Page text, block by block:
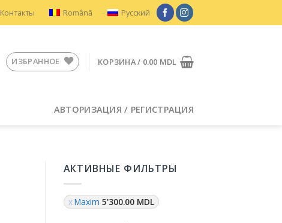
Контакты Română Русский
ИЗБРАННОЕ КОРЗИНА / 0.00 MDL
АВТОРИЗАЦИЯ / РЕГИСТРАЦИЯ
АКТИВНЫЕ ФИЛЬТРЫ
Maxim 5'300.00 MDL